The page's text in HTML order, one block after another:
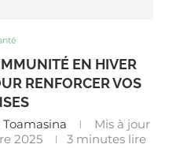
EN HIVER
RENFORCER VOS
Mis à jour
2025 3 minutes lire